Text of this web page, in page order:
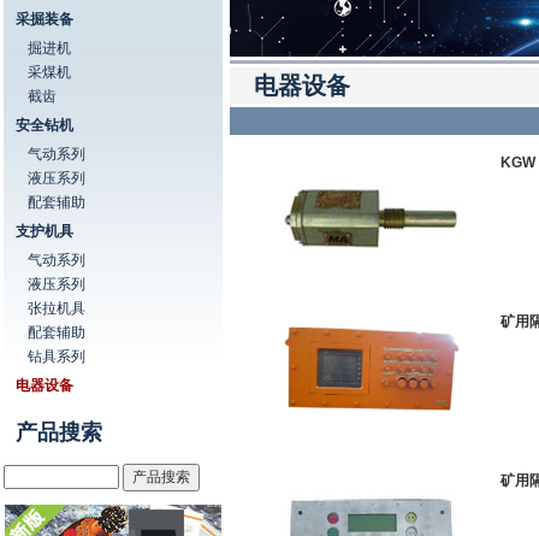
采掘装备
掘进机
采煤机
截齿
安全钻机
气动系列
液压系列
配套辅助
支护机具
气动系列
液压系列
张拉机具
配套辅助
钻具系列
电器设备
产品搜索
电器设备
矿用
矿用